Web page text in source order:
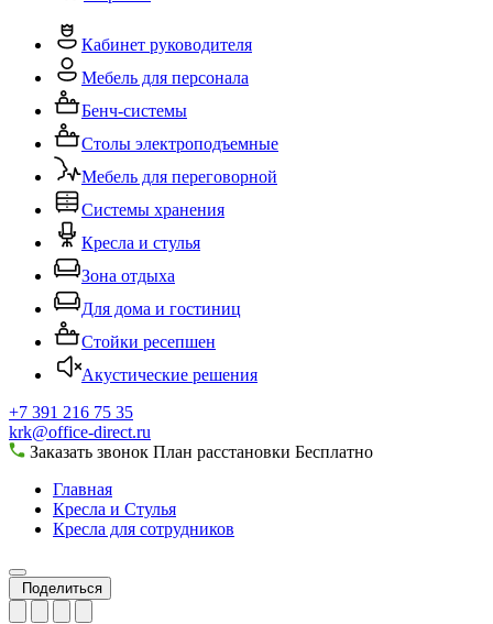
Кабинет руководителя
Мебель для персонала
Бенч-системы
Столы электроподъемные
Мебель для переговорной
Системы хранения
Кресла и стулья
Зона отдыха
Для дома и гостиниц
Стойки ресепшен
Акустические решения
+7 391 216 75 35
krk@office-direct.ru
Заказать звонок План расстановки Бесплатно
Главная
Кресла и Стулья
Кресла для сотрудников
Поделиться